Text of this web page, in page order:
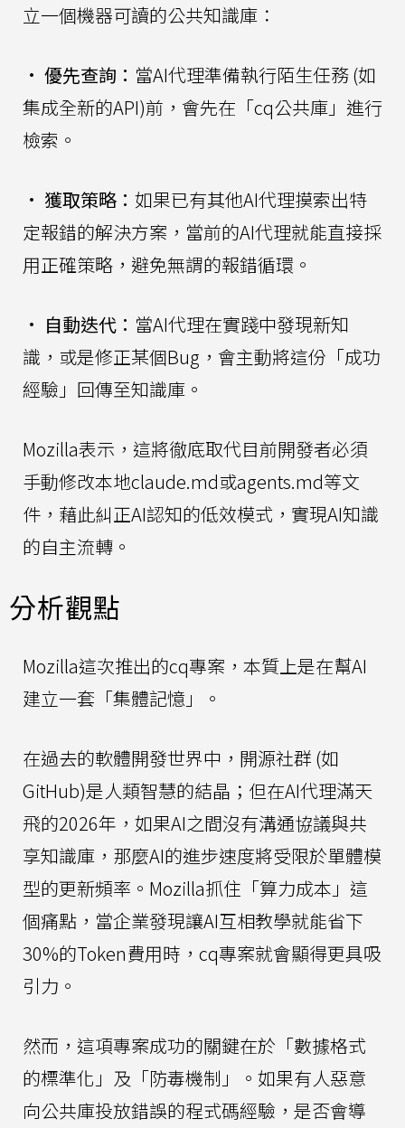
立一個機器可讀的公共知識庫：
• 優先查詢： 當AI代理準備執行陌生任務 (如
集成全新的API)前，會先在「cq公共庫」進行
檢索。
• 獲取策略： 如果已有其他AI代理摸索出特
定報錯的解決方案，當前的AI代理就能直接採
用正確策略，避免無謂的報錯循環。
• 自動迭代： 當AI代理在實踐中發現新知
識，或是修正某個Bug，會主動將這份「成功
經驗」回傳至知識庫。
Mozilla表示，這將徹底取代目前開發者必須
手動修改本地claude.md或agents.md等文
件，藉此糾正AI認知的低效模式，實現AI知識
的自主流轉。
分析觀點
Mozilla這次推出的cq專案，本質上是在幫AI
建立一套「集體記憶」。
在過去的軟體開發世界中，開源社群 (如
GitHub)是人類智慧的結晶；但在AI代理滿天
飛的2026年，如果AI之間沒有溝通協議與共
享知識庫，那麼AI的進步速度將受限於單體模
型的更新頻率。Mozilla抓住「算力成本」這
個痛點，當企業發現讓AI互相教學就能省下
30%的Token費用時，cq專案就會顯得更具吸
引力。
然而，這項專案成功的關鍵在於「數據格式
的標準化」及「防毒機制」。如果有人惡意
向公共庫投放錯誤的程式碼經驗，是否會導